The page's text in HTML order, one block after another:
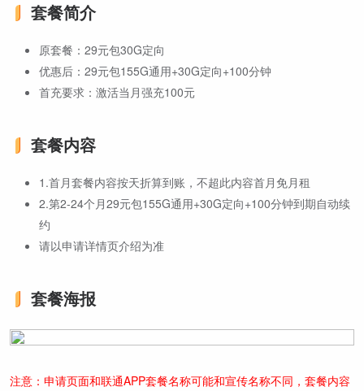
套餐简介
原套餐：29元包30G定向
优惠后：29元包155G通用+30G定向+100分钟
首充要求：激活当月强充100元
套餐内容
1.首月套餐内容按天折算到账，不超此内容首月免月租
2.第2-24个月29元包155G通用+30G定向+100分钟到期自动续
约
请以申请详情页介绍为准
套餐海报
注意：申请页面和联通APP套餐名称可能和宣传名称不同，套餐内容